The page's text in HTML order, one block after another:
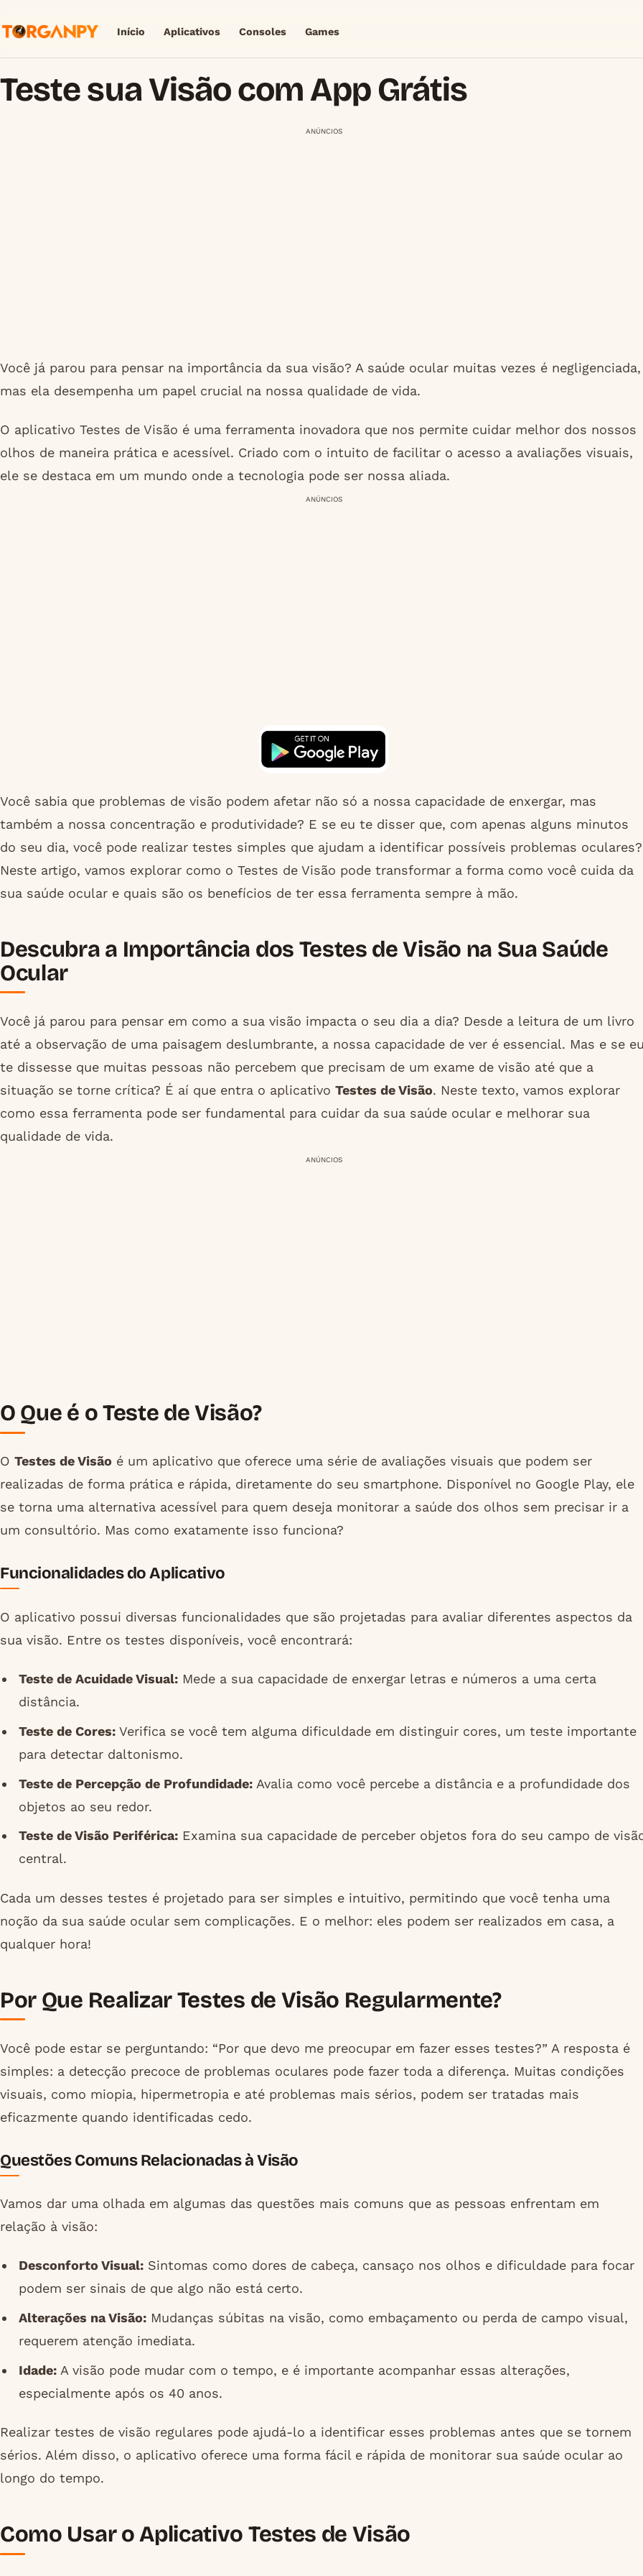
Início Aplicativos Consoles Games
Teste sua Visão com App Grátis
ANÚNCIOS
Você já parou para pensar na importância da sua visão? A saúde ocular muitas vezes é negligenciada,
mas ela desempenha um papel crucial na nossa qualidade de vida.
O aplicativo Testes de Visão é uma ferramenta inovadora que nos permite cuidar melhor dos nossos
olhos de maneira prática e acessível. Criado com o intuito de facilitar o acesso a avaliações visuais,
ele se destaca em um mundo onde a tecnologia pode ser nossa aliada.
ANÚNCIOS
Você sabia que problemas de visão podem afetar não só a nossa capacidade de enxergar, mas
também a nossa concentração e produtividade? E se eu te disser que, com apenas alguns minutos
do seu dia, você pode realizar testes simples que ajudam a identificar possíveis problemas oculares?
Neste artigo, vamos explorar como o Testes de Visão pode transformar a forma como você cuida da
sua saúde ocular e quais são os benefícios de ter essa ferramenta sempre à mão.
Descubra a Importância dos Testes de Visão na Sua Saúde
Ocular
Você já parou para pensar em como a sua visão impacta o seu dia a dia? Desde a leitura de um livro
até a observação de uma paisagem deslumbrante, a nossa capacidade de ver é essencial. Mas e se
te dissesse que muitas pessoas não percebem que precisam de um exame de visão até que a
situação se torne crítica? É aí que entra o aplicativo Testes de Visão. Neste texto, vamos explorar
como essa ferramenta pode ser fundamental para cuidar da sua saúde ocular e melhorar sua
qualidade de vida.
ANÚNCIOS
O Que é o Teste de Visão?
O Testes de Visão é um aplicativo que oferece uma série de avaliações visuais que podem ser
realizadas de forma prática e rápida, diretamente do seu smartphone. Disponível no Google Play, ele
se torna uma alternativa acessível para quem deseja monitorar a saúde dos olhos sem precisar ir a
um consultório. Mas como exatamente isso funciona?
Funcionalidades do Aplicativo
O aplicativo possui diversas funcionalidades que são projetadas para avaliar diferentes aspectos da
sua visão. Entre os testes disponíveis, você encontrará:
Teste de Acuidade Visual:Mede a sua capacidade de enxergar letras e números a uma certa
distância.
Teste de Cores:Verifica se você tem alguma dificuldade em distinguir cores, um teste importante
para detectar daltonismo.
Teste de Percepção de Profundidade:Avalia como você percebe a distância e a profundidade dos
objetos ao seu redor.
Teste de Visão Periférica:Examina sua capacidade de perceber objetos fora do seu campo de
central.
Cada um desses testes é projetado para ser simples e intuitivo, permitindo que você tenha uma
noção da sua saúde ocular sem complicações. E o melhor: eles podem ser realizados em casa, a
qualquer hora!
Por Que Realizar Testes de Visão Regularmente?
Você pode estar se perguntando: “Por que devo me preocupar em fazer esses testes?” A resposta é
simples: a detecção precoce de problemas oculares pode fazer toda a diferença. Muitas condições
visuais, como miopia, hipermetropia e até problemas mais sérios, podem ser tratadas mais
eficazmente quando identificadas cedo.
Questões Comuns Relacionadas à Visão
Vamos dar uma olhada em algumas das questões mais comuns que as pessoas enfrentam em
relação à visão:
Desconforto Visual:Sintomas como dores de cabeça, cansaço nos olhos e dificuldade para focar
podem ser sinais de que algo não está certo.
Alterações na Visão:Mudanças súbitas na visão, como embaçamento ou perda de campo visual,
requerem atenção imediata.
Idade:A visão pode mudar com o tempo, e é importante acompanhar essas alterações,
especialmente após os 40 anos.
Realizar testes de visão regulares pode ajudá-lo a identificar esses problemas antes que se tornem
sérios. Além disso, o aplicativo oferece uma forma fácil e rápida de monitorar sua saúde ocular ao
longo do tempo.
Como Usar o Aplicativo Testes de Visão